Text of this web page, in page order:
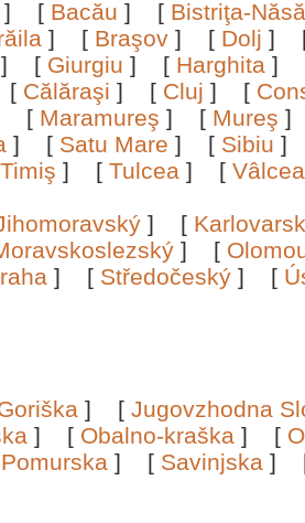
] [ Bacău ] [ Bistriţa-
] [ Braşov ] [ Dolj ]
] [ Giurgiu ] [ Harghita ]
[ Călăraşi ] [ Cluj ] [
[ Maramureş ] [ Mureş
] [ Satu Mare ] [ Sibiu
Timiş ] [ Tulcea ] [
] [
] [
] [ Středočeský ] [
] [ Jugovzhodna
] [ Obalno-kraška ] [
Pomurska ] [ Savinjska ]